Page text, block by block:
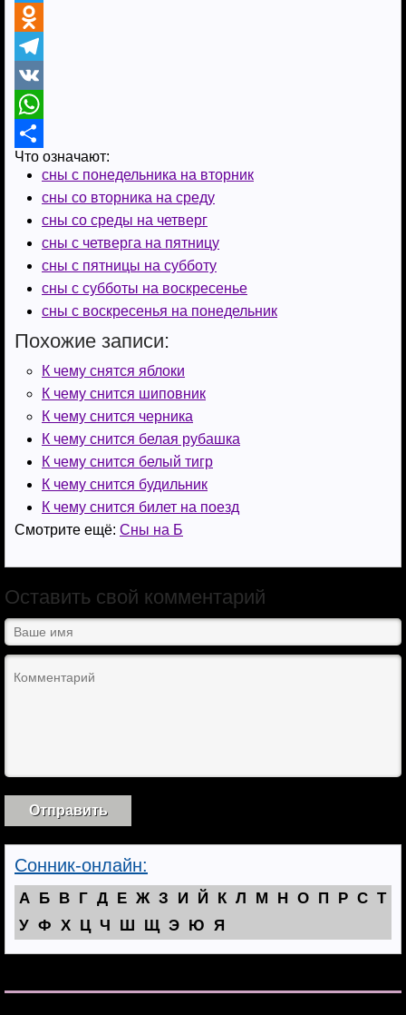
a
c
e
b
o
o
T
w
e
O
d
n
o
k
i
T
e
e
V
K
W
h
p
О
и
Что означают:
сны с понедельника на вторник
сны со вторника на среду
сны со среды на четверг
сны с четверга на пятницу
сны с пятницы на субботу
сны с субботы на воскресенье
сны с воскресенья на понедельник
Похожие записи:
К чему снятся яблоки
К чему снится шиповник
К чему снится черника
К чему снится белая рубашка
К чему снится белый тигр
К чему снится будильник
К чему снится билет на поезд
Смотрите ещё: Сны на Б
Оставить свой комментарий
Сонник-онлайн:
А Б В Г Д Е Ж З И Й К Л М Н О П Р С Т
У Ф Х Ц Ч Ш Щ Э Ю Я